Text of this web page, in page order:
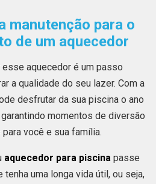
manutenção para o
de um aquecedor
aquecedor é um passo
a qualidade do seu lazer. Com a
desfrutar da sua piscina o ano
momentos de diversão
você e sua família.
aquecedor para piscina passe
tenha uma longa vida útil, ou seja,